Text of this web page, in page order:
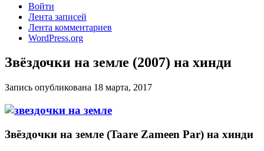
Войти
Лента записей
Лента комментариев
WordPress.org
Звёздочки на земле (2007) на хинди
Запись опубликована 18 марта, 2017
Звёздочки на земле (Taare Zameen Par) на хинди